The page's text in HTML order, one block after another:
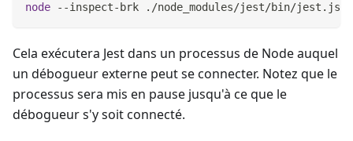
node --inspect-brk ./node_modules/jest/bin/jest.js
Cela exécutera Jest dans un processus de Node auquel
un débogueur externe peut se connecter. Notez que le
processus sera mis en pause jusqu'à ce que le
débogueur s'y soit connecté.